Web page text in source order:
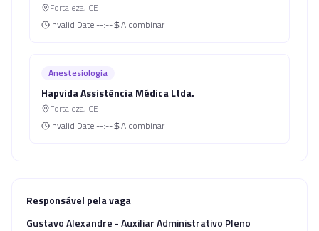
Fortaleza, CE
Invalid Date --:-- A combinar
Anestesiologia
Hapvida Assistência Médica Ltda.
Fortaleza, CE
Invalid Date --:-- A combinar
Responsável pela vaga
Gustavo Alexandre - Auxiliar Administrativo Pleno